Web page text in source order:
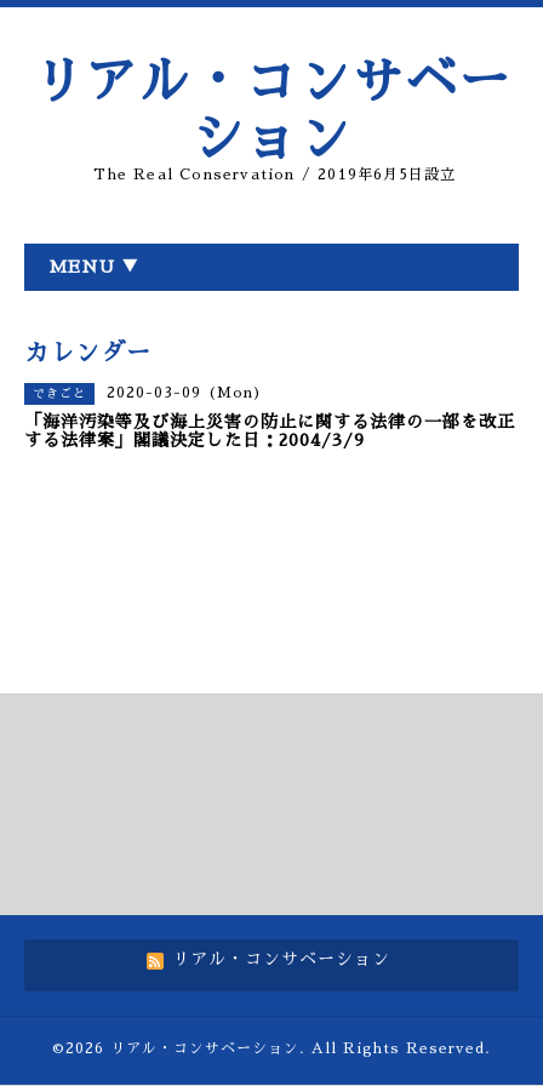
リアル・コンサベー
ション
The Real Conservation / 2019年6月5日設立
MENU ▼
カレンダー
できごと 2020-03-09 (Mon)
「海洋汚染等及び海上災害の防止に関する法律の一部を改正
する法律案」閣議決定した日：2004/3/9
リアル・コンサベーション
©2026 リアル・コンサベーション . All Rights Reserved.